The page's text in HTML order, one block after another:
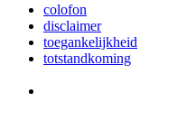
colofon
disclaimer
toegankelijkheid
totstandkoming